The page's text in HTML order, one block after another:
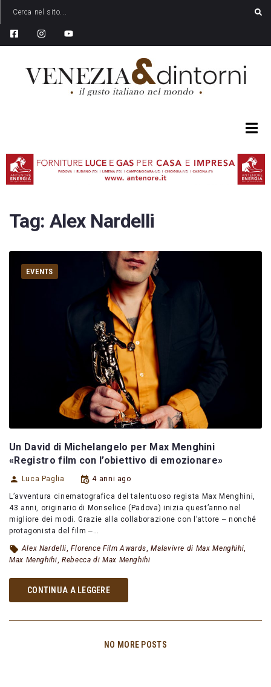
Tag: Alex Nardelli
EVENTS
Un David di Michelangelo per Max Menghini
«Registro film con l’obiettivo di emozionare»
Luca Paglia 4 anni ago
L’avventura cinematografica del talentuoso regista Max Menghini,
43 anni, originario di Monselice (Padova) inizia quest’anno nel
migliore dei modi. Grazie alla collaborazione con l’attore ‒ nonché
protagonista del film ‒…
Alex Nardelli,Florence Film Awards,Malavivre di Max Menghihi,
Max Menghihi, Rebecca di Max Menghihi
CONTINUA A LEGGERE
NO MORE POSTS